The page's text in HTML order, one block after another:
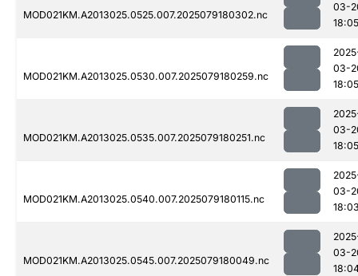
MOD021KM.A2013025.0525.007.2025079180302.nc
03-
18:05
MOD021KM.A2013025.0530.007.2025079180259.nc
03-
18:05
MOD021KM.A2013025.0535.007.2025079180251.nc
03-
18:05
MOD021KM.A2013025.0540.007.2025079180115.nc
03-
MOD021KM.A2013025.0545.007.2025079180049.nc
03-